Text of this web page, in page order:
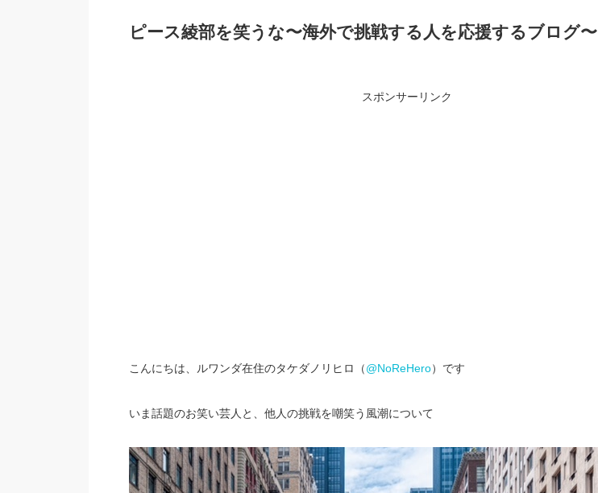
ピース綾部を笑うな〜海外で挑戦する人を応援するブログ〜
スポンサーリンク
こんにちは、ルワンダ在住のタケダノリヒロ（@NoReHero）です
いま話題のお笑い芸人と、他人の挑戦を嘲笑う風潮について